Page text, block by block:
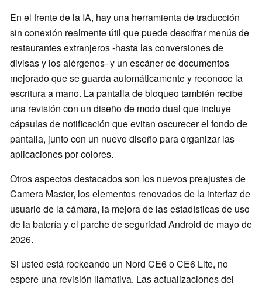
En el frente de la IA, hay una herramienta de traducción
sin conexión realmente útil que puede descifrar menús de
restaurantes extranjeros -hasta las conversiones de
divisas y los alérgenos- y un escáner de documentos
mejorado que se guarda automáticamente y reconoce la
escritura a mano. La pantalla de bloqueo también recibe
una revisión con un diseño de modo dual que incluye
cápsulas de notificación que evitan oscurecer el fondo de
pantalla, junto con un nuevo diseño para organizar las
aplicaciones por colores.
Otros aspectos destacados son los nuevos preajustes de
Camera Master, los elementos renovados de la interfaz de
usuario de la cámara, la mejora de las estadísticas de uso
de la batería y el parche de seguridad Android de mayo de
2026.
Si usted está rockeando un Nord CE6 o CE6 Lite, no
espere una revisión llamativa. Las actualizaciones del